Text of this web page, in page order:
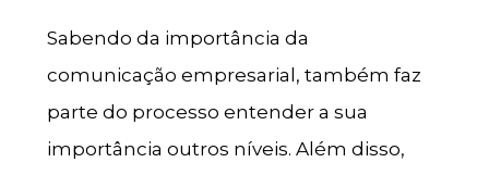
Sabendo da importância da
comunicação empresarial, também faz
parte do processo entender a sua
importância outros níveis. Além disso,